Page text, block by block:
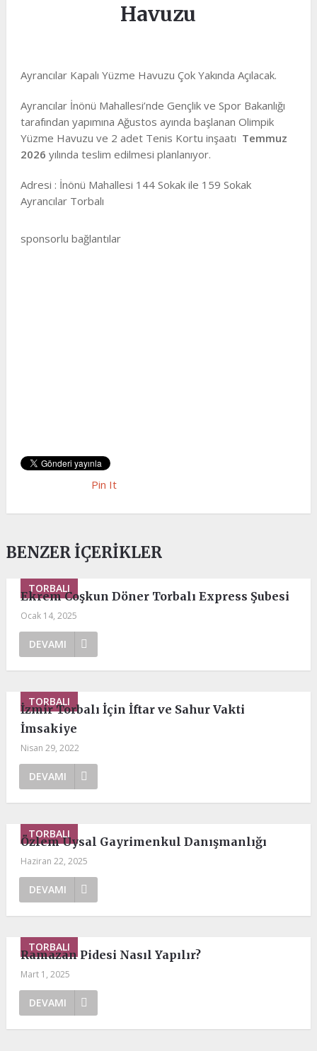
Havuzu
Ayrancılar Kapalı Yüzme Havuzu Çok Yakında Açılacak.
Ayrancılar İnönü Mahallesi’nde Gençlik ve Spor Bakanlığı
tarafından yapımına Ağustos ayında başlanan Olimpik
Yüzme Havuzu ve 2 adet Tenis Kortu inşaatı Temmuz
2026 yılında teslim edilmesi planlanıyor.
Adresi : İnönü Mahallesi 144 Sokak ile 159 Sokak
Ayrancılar Torbalı
sponsorlu bağlantılar
Pin It
BENZER İÇERIKLER
TORBALI
Ekrem Coşkun Döner Torbalı Express Şubesi
Ocak 14, 2025
DEVAMI
TORBALI
İzmir Torbalı İçin İftar ve Sahur Vakti
İmsakiye
Nisan 29, 2022
DEVAMI
TORBALI
Özlem Uysal Gayrimenkul Danışmanlığı
Haziran 22, 2025
DEVAMI
TORBALI
Ramazan Pidesi Nasıl Yapılır?
Mart 1, 2025
DEVAMI